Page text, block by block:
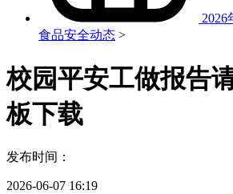
2026
食品安全动态 >
校园平安工做报告
板下载
发布时间：
2026-06-07 16:19